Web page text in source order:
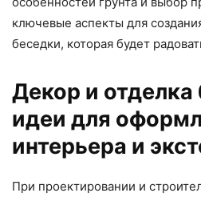
ключевые аспекты для
беседки, которая будет
Декор и отделка
идеи для
интерьера и
При проектировании и